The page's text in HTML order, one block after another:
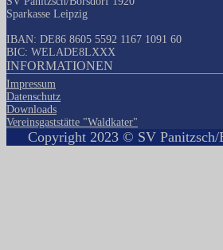
Sparkasse Leipzig
IBAN: DE86 8605 5592 1167 1091 60
BIC: WELADE8LXXX
INFORMATIONEN
Impressum
Datenschutz
Downloads
Vereinsgaststätte "Waldkater"
Copyright 2023 © SV Panitzsch/